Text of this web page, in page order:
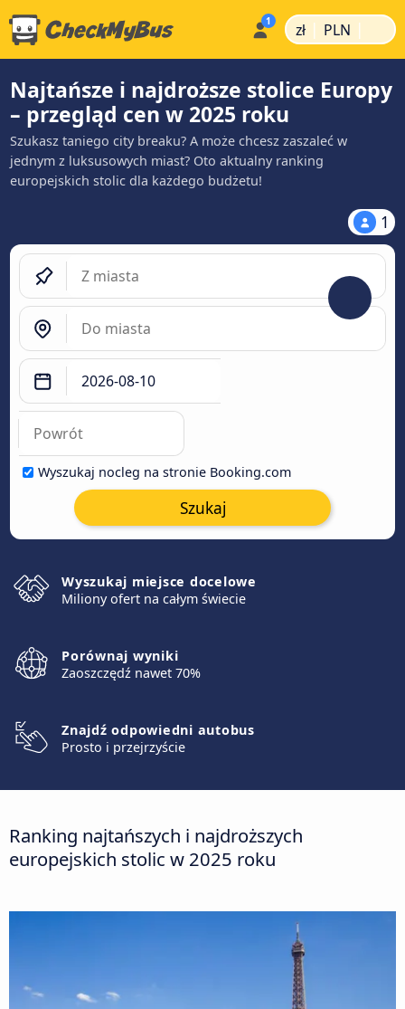
zł | PLN |
Najtańsze i najdroższe stolice Europy
– przegląd cen w 2025 roku
Szukasz taniego city breaku? A może chcesz zaszaleć w
jednym z luksusowych miast? Oto aktualny ranking
europejskich stolic dla każdego budżetu!
1
Wyszukaj nocleg na stronie Booking.com
Szukaj
Wyszukaj miejsce docelowe
Miliony ofert na całym świecie
Porównaj wyniki
Zaoszczędź nawet 70%
Znajdź odpowiedni autobus
Prosto i przejrzyście
Ranking najtańszych i najdroższych
europejskich stolic w 2025 roku